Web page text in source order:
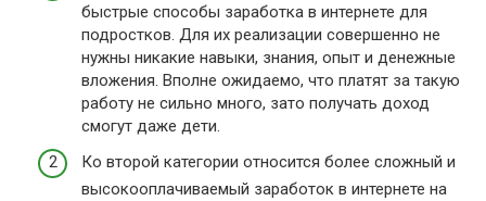
быстрые способы заработка в интернете для
подростков. Для их реализации совершенно не
нужны никакие навыки, знания, опыт и денежные
вложения. Вполне ожидаемо, что платят за такую
работу не сильно много, зато получать доход
смогут даже дети.
Ко второй категории относится более сложный и
высокооплачиваемый заработок в интернете на